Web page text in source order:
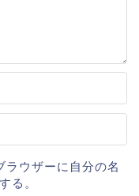
ラウザーに自分の名
る。